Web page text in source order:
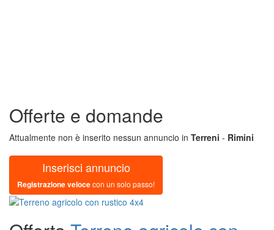
Offerte e domande
Attualmente non è inserito nessun annuncio in Terreni - Rimini
Inserisci annuncio
Registrazione velocecon un solo passo!